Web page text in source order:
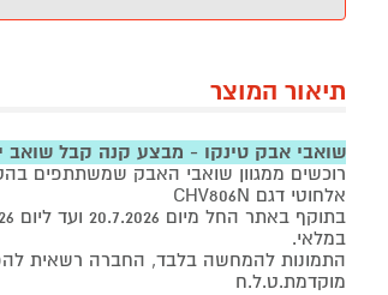
תיאור המוצר
שואבי אבק טינקו - מבצע קנה קבל שואב
אלחוטי דגם CHV806N
במלאי.
התמונות להמחשה בלבד, החברה רשאית
מוקדמת.ט.ל.ח